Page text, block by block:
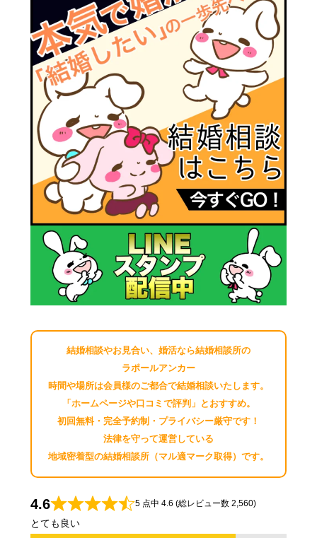
結婚相談やお見合い、婚活なら結婚相談所の
ラポールアンカー
時間や場所は会員様のご都合で結婚相談いたします。
「ホームページや口コミで評判」とおすすめ。
初回無料・完全予約制・プライバシー厳守です！
法律を守って運営している
地域密着型の結婚相談所（マル適マーク取得）です。
4.6 5 点中 4.6 (総レビュー数 2,560)
とても良い